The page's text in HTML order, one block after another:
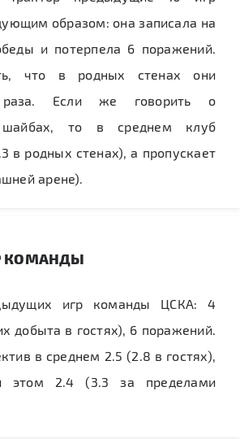
образом: она записала на
и потерпела 6 поражений.
что в родных стенах они
Если же говорить о
шайбах, то в среднем клуб
в родных стенах), а пропускает
арене).
КОМАНДЫ
игр команды ЦСКА: 4
добыта в гостях), 6 поражений.
в среднем 2.5 (2.8 в гостях),
этом 2.4 (3.3 за пределами